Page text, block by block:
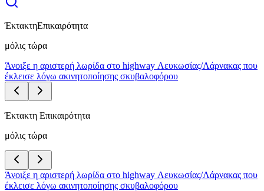
ΈκτακτηΕπικαιρότητα
μόλις τώρα
Άνοιξε η αριστερή λωρίδα στο highway Λευκωσίας/Λάρνακας που
έκλεισε λόγω ακινητοποίησης σκυβαλοφόρου
Έκτακτη Επικαιρότητα
μόλις τώρα
Άνοιξε η αριστερή λωρίδα στο highway Λευκωσίας/Λάρνακας που
έκλεισε λόγω ακινητοποίησης σκυβαλοφόρου